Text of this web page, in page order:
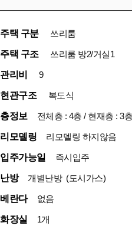
주택 구분 쓰리룸
주택 구조 쓰리룸 방2/거실1
관리비 9
현관구조 복도식
층정보 전체층 : 4층 / 현재층 : 3층
리모델링 리모델링 하지않음
입주가능일 즉시입주
난방 개별난방 (도시가스)
베란다 없음
화장실 1개